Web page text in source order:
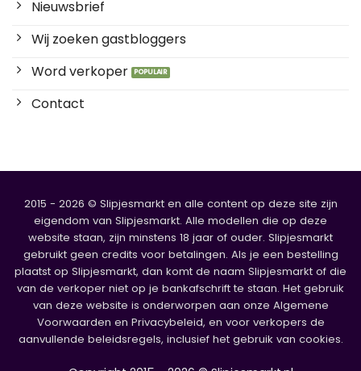
Nieuwsbrief
Wij zoeken gastbloggers
Word verkoper
Contact
2015 - 2026 © Slipjesmarkt en alle content op deze site zijn
eigendom van Slipjesmarkt. Alle modellen die op deze
website staan, zijn minstens 18 jaar of ouder. Slipjesmarkt
gebruikt geen credits voor betalingen. Als je een bestelling
plaatst op Slipjesmarkt, dan komt de naam Slipjesmarkt of die
van de verkoper niet op je bankafschrift te staan. Het gebruik
van deze website is onderworpen aan onze Algemene
Voorwaarden en Privacybeleid, en voor verkopers de
aanvullende beleidsregels, inclusief het gebruik van cookies.